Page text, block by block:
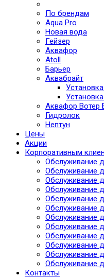
По брендам
Aqua Pro
Новая вода
Гейзер
Аквафор
Atoll
Барьер
Аквабрайт
Аквафор Вотер
Гидролок
Нептун
Цены
Акции
Корпоративным
Обслуживание
Обслуживание
Обслуживание
Обслуживание
Обслуживание
Обслуживание
Обслуживание
Обслуживание
Обслуживание
Обслуживание
Обслуживание
Обслуживание
Контакты